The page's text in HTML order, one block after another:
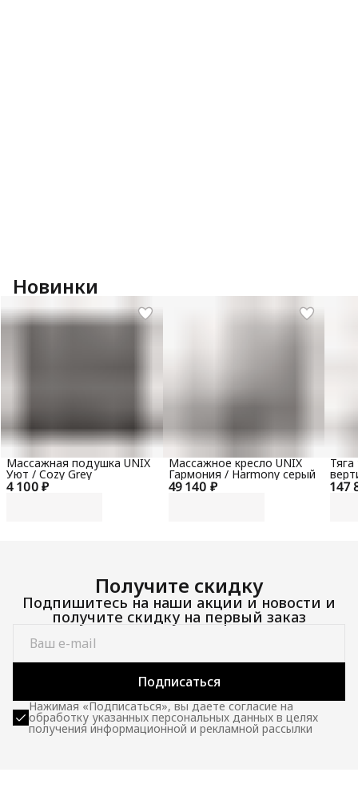
Новинки
4 100 ₽
Массажная подушка UNIX
Уют / Cozy Grey
49 140 ₽
Массажное кресло UNIX
Гармония / Harmony серый
147
100
Получите скидку
Подпишитесь на наши акции и новости и
получите скидку на первый заказ
Подписаться
Нажимая «Подписаться», вы даете согласие на
обработку указанных персональных данных в целях
получения информационной и рекламной рассылки